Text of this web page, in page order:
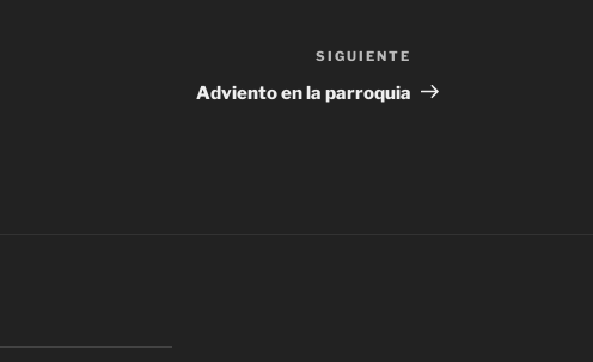
entrada
SIGUIENTE
Adviento en la parroquia